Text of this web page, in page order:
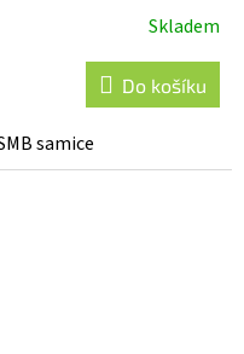
Skladem
Do košíku
samice